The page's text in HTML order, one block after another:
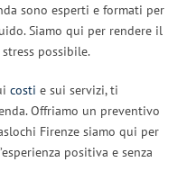
sono esperti e formati per
Siamo qui per rendere il
possibile.
costi e sui servizi, ti
Offriamo un preventivo
Firenze siamo qui per
positiva e senza